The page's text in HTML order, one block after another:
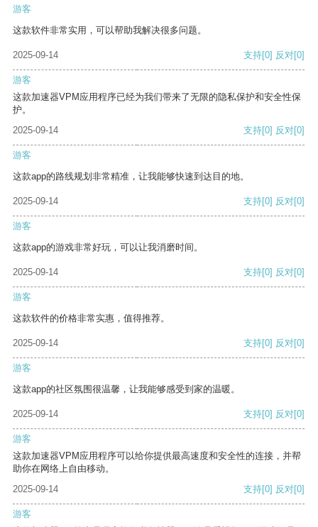
游客
这款软件非常实用，可以帮助我解决很多问题。
2025-09-14 支持[0] 反对[0]
游客
这款加速器VPM应用程序已经为我们带来了无限的隐私保护和安全性保
护。
2025-09-14
支持[0] 反对[0]
游客
这款app的路线规划非常精准，让我能够快速到达目的地。
2025-09-14 支持[0] 反对[0]
游客
这款app的游戏非常好玩，可以让我消磨时间。
2025-09-14 支持[0] 反对[0]
游客
这款软件的价格非常实惠，值得推荐。
2025-09-14 支持[0] 反对[0]
游客
这款app的社区氛围很温馨，让我能够感受到家的温暖。
2025-09-14 支持[0] 反对[0]
游客
这款加速器VPM应用程序可以给你提供最高速度和安全性的连接，并帮
助你在网络上自由移动。
2025-09-14
支持[0] 反对[0]
游客